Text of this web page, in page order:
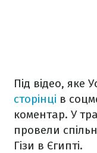
Під відео, яке
сторінці в
коментар. У
провели
Гізи в Єгипті.